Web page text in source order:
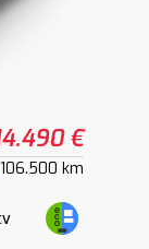
€
106.500 km